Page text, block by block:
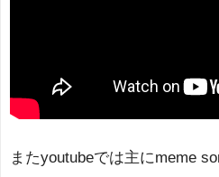
またyoutubeでは主にmeme